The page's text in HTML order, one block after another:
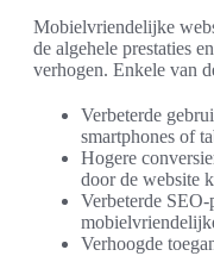
Mobielvriendelijke
de algehele prestaties
verhogen. Enkele van
Verbeterde
smartphones of
Hogere
door de website
Verbeterde SEO-
Verhoogde